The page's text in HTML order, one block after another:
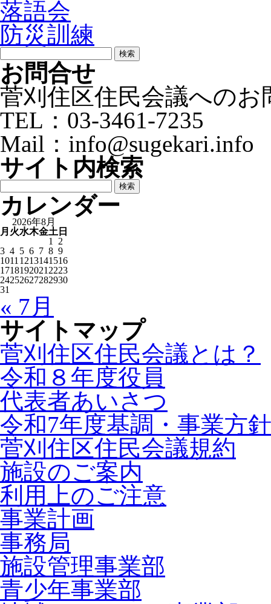
落語会
防災訓練
検
索:
お問合せ
菅刈住区住民会議への
TEL：03-3461-7235
Mail：info@sugekari.info
サイト内検索
検
索:
カレンダー
2026年8月
月 火水木金土 日
1
2
3 4 5 6 7 8 9
1011 1213141516
1718192021 2223
24252627282930
31
« 7月
サイトマップ
菅刈住区住民会議とは？
令和８年度役員
代表者あいさつ
令和7年度基調・事業方針
菅刈住区住民会議規約
施設のご案内
利用上のご注意
事業計画
事務局
施設管理事業部
青少年事業部